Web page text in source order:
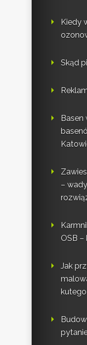
Kiedy
Skąd
–
OSB –
Jak